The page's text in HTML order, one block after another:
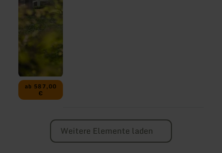
ab 587,00
€
Weitere Elemente laden